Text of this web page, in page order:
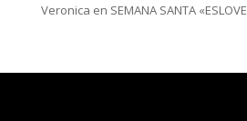
Veronica en SEMANA SANTA